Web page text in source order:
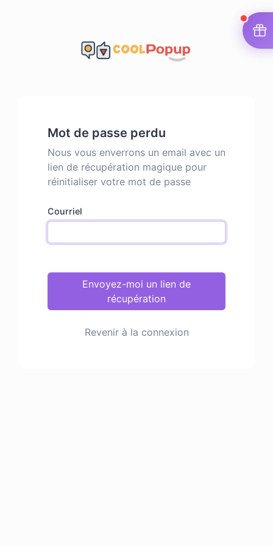
Mot de passe perdu
Nous vous enverrons un email avec un
lien de récupération magique pour
réinitialiser votre mot de passe
Courriel
Envoyez-moi un lien de
récupération
Revenir à la connexion